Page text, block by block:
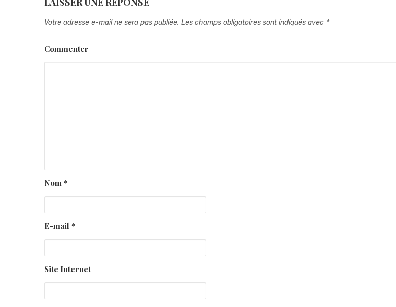
Votre adresse e-mail ne sera pas publiée. Les champs obligatoires sont indiqués avec *
Commenter
Nom*
E-mail *
Site Internet